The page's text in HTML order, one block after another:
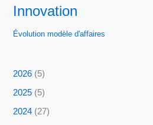
Innovation
Évolution modèle d'affaires
2026 (5)
2025 (5)
2024 (27)